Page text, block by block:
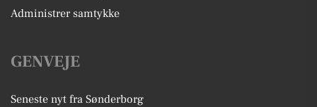
Administrer samtykke
GENVEJE
Seneste nyt fra Sønderborg